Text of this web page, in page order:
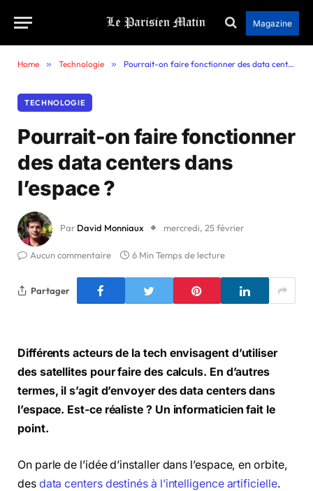
Magazine
Home » Technologie » Pourrait-on faire fonctionner des data centers dans l’espace ?
TECHNOLOGIE
Pourrait-on faire fonctionner
des data centers dans
l’espace ?
Par David Monniaux mercredi, 25 février
Aucun commentaire 6 Min Temps de lecture
Partager
Différents acteurs de la tech envisagent d’utiliser
des satellites pour faire des calculs. En d’autres
termes, il s’agit d’envoyer des data centers dans
l’espace. Est-ce réaliste ? Un informaticien fait le
point.
On parle de l’idée d’installer dans l’espace, en orbite,
des data centers destinés à l’intelligence artificielle.